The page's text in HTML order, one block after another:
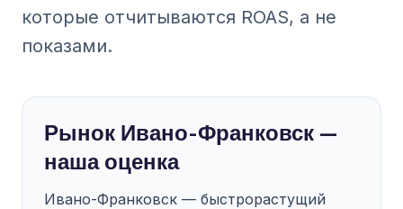
которые отчитываются ROAS, а не
показами.
Рынок Ивано-Франковск —
наша оценка
Ивано-Франковск — быстрорастущий